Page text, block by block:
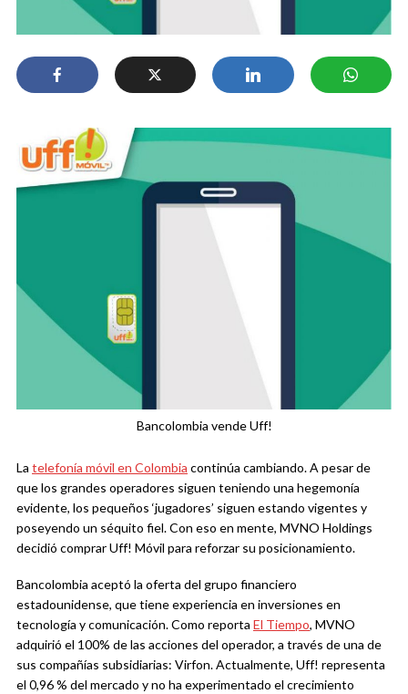
Bancolombia vende Uff!
La telefonía móvil en Colombia continúa cambiando. A pesar de
que los grandes operadores siguen teniendo una hegemonía
evidente, los pequeños ‘jugadores’ siguen estando vigentes y
poseyendo un séquito fiel. Con eso en mente, MVNO Holdings
decidió comprar Uff! Móvil para reforzar su posicionamiento.
Bancolombia aceptó la oferta del grupo financiero
estadounidense, que tiene experiencia en inversiones en
tecnología y comunicación. Como reporta El Tiempo, MVNO
adquirió el 100% de las acciones del operador, a través de una de
sus compañías subsidiarias: Virfon. Actualmente, Uff! representa
el 0,96 % del mercado y no ha experimentado el crecimiento